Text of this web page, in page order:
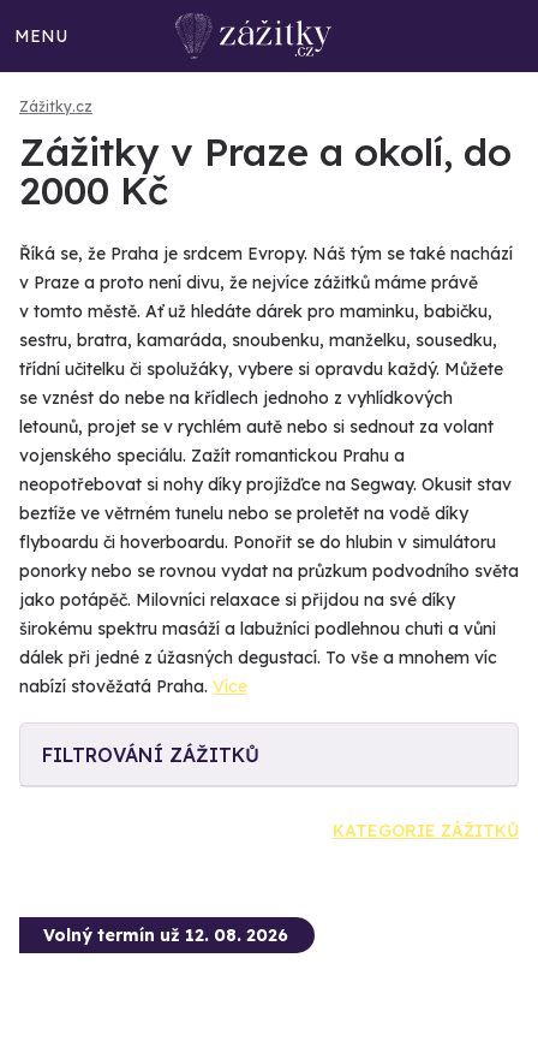
MENU
Zážitky.cz
Zážitky v Praze a okolí, do
2000 Kč
Říká se, že Praha je srdcem Evropy. Náš tým se také nachází
v Praze a proto není divu, že nejvíce zážitků máme právě
v tomto městě. Ať už hledáte dárek pro maminku, babičku,
sestru, bratra, kamaráda, snoubenku, manželku, sousedku,
třídní učitelku či spolužáky, vybere si opravdu každý. Můžete
se vznést do nebe na křídlech jednoho z vyhlídkových
letounů, projet se v rychlém autě nebo si sednout za volant
vojenského speciálu. Zažít romantickou Prahu a
neopotřebovat si nohy díky projížďce na Segway. Okusit stav
beztíže ve větrném tunelu nebo se proletět na vodě díky
flyboardu či hoverboardu. Ponořit se do hlubin v simulátoru
ponorky nebo se rovnou vydat na průzkum podvodního světa
jako potápěč. Milovníci relaxace si přijdou na své díky
širokému spektru masáží a labužníci podlehnou chuti a vůni
dálek při jedné z úžasných degustací. To vše a mnohem víc
nabízí stověžatá Praha. Více
FILTROVÁNÍ ZÁŽITKŮ
KATEGORIE ZÁŽITKŮ
Volný termín už 12. 08. 2026